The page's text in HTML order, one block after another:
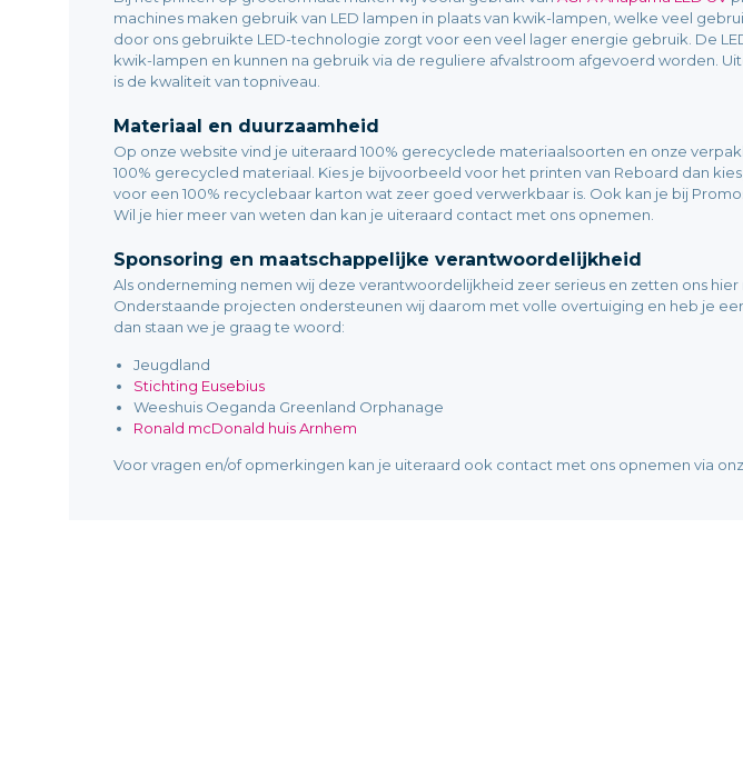
machines maken gebruik van LED lampen in plaats van kwik-lampen, welke veel
door ons gebruikte LED-technologie zorgt voor een veel lager energie gebruik. De
kwik-lampen en kunnen na gebruik via de reguliere afvalstroom afgevoerd worden.
is de kwaliteit van topniveau.
Materiaal en duurzaamheid
Op onze website vind je uiteraard 100% gerecyclede materiaalsoorten en onze
100% gerecycled materiaal. Kies je bijvoorbeeld voor het printen van Reboard dan
voor een 100% recyclebaar karton wat zeer goed verwerkbaar is. Ook kan je bij
Wil je hier meer van weten dan kan je uiteraard contact met ons opnemen.
Sponsoring en maatschappelijke verantwoordelijkheid
Als onderneming nemen wij deze verantwoordelijkheid zeer serieus en zetten ons hier
Onderstaande projecten ondersteunen wij daarom met volle overtuiging en heb je
dan staan we je graag te woord:
Jeugdland
Stichting Eusebius
Weeshuis Oeganda Greenland Orphanage
Ronald mcDonald huis Arnhem
Voor vragen en/of opmerkingen kan je uiteraard ook contact met ons opnemen via
19-10-2024
prima. Eerste levering was niet OK
maar werd goed in orde gemaakt.
De Rozenhof Lottum, Sabine Bosman Li sushi
bestellingen. Maar